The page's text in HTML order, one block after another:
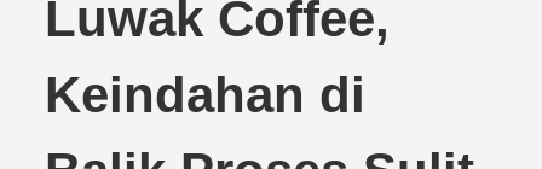
Luwak Coffee,
Keindahan di